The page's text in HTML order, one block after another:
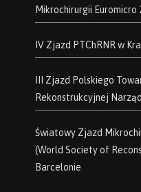
Mikrochirurgii Euromicro
IV Zjazd PTChRNR w
III Zjazd Polskiego
Rekonstrukcyjnej
Światowy Zjazd
(World Society of
Barcelonie